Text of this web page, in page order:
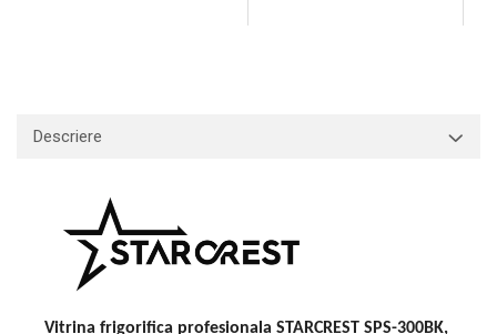
Descriere
Vitrina frigorifica profesionala STARCREST SPS-300BK,